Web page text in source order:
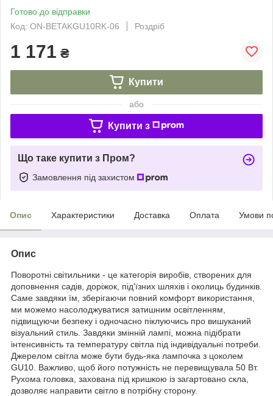
Готово до відправки
Код: ON-BETAKGU10RK-06
Роздріб
1 171 ₴
Купити
або
Купити з
Що таке купити з Пром?
Замовлення під захистом
Опис Характеристики Доставка Оплата Умови
Опис
Поворотні світильники - це категорія виробів, створених для
доповнення садів, доріжок, під'їзних шляхів і околиць будинків.
Саме завдяки їм, зберігаючи повний комфорт використання,
ми можемо насолоджуватися затишним освітленням,
підвищуючи безпеку і одночасно піклуючись про вишуканий
візуальний стиль. Завдяки змінній лампі, можна підібрати
інтенсивність та температуру світла під індивідуальні потреби.
Джерелом світла може бути будь-яка лампочка з цоколем
GU10. Важливо, щоб його потужність не перевищувала 50 Вт.
Рухома головка, захована під кришкою із загартовано скла,
дозволяє направити світло в потрібну сторону.